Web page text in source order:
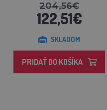
204,56€
122,51€
SKLADOM
PRIDAŤ DO KOŠÍKA